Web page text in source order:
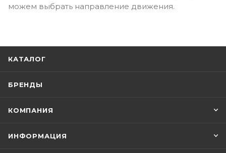
можем выбрать направление движения.
КАТАЛОГ
БРЕНДЫ
КОМПАНИЯ
ИНФОРМАЦИЯ